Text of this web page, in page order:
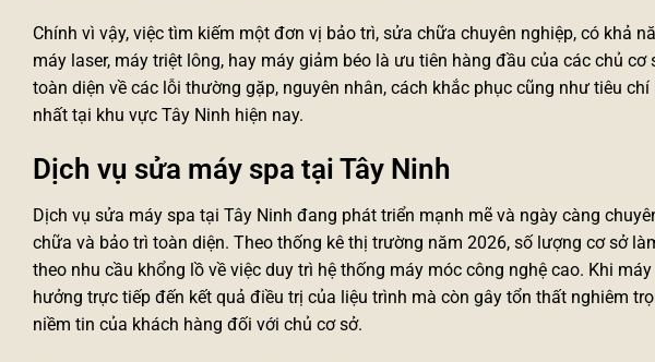
Chính vì vậy, việc tìm kiếm một đơn vị bảo trì, sửa chữa chuyên nghiệp, có khả
máy laser, máy triệt lông, hay máy giảm béo là ưu tiên hàng đầu của các chủ
toàn diện về các lỗi thường gặp, nguyên nhân, cách khắc phục cũng như tiêu
nhất tại khu vực Tây Ninh hiện nay.
Dịch vụ sửa máy spa tại Tây Ninh
Dịch vụ sửa máy spa tại Tây Ninh đang phát triển mạnh mẽ và ngày càng
chữa và bảo trì toàn diện. Theo thống kê thị trường năm 2026, số lượng cơ sở
theo nhu cầu khổng lồ về việc duy trì hệ thống máy móc công nghệ cao. Khi
hưởng trực tiếp đến kết quả điều trị của liệu trình mà còn gây tổn thất nghiêm
niềm tin của khách hàng đối với chủ cơ sở.